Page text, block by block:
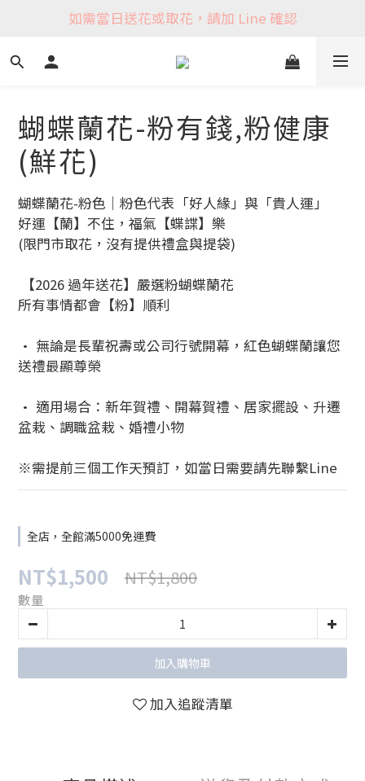
如需當日送花或取花，請加 Line 確認
蝴蝶蘭花-粉有錢,粉健康
(鮮花)
蝴蝶蘭花-粉色｜粉色代表「好人緣」與「貴人運」
好運【蘭】不住，福氣【蝶諜】樂
(限門市取花，沒有提供禮盒與提袋)
【2026 過年送花】嚴選粉蝴蝶蘭花
所有事情都會【粉】順利
• 無論是長輩祝壽或公司行號開幕，紅色蝴蝶蘭讓您
送禮最顯尊榮
• 適用場合：新年賀禮、開幕賀禮、居家擺設、升遷
盆栽、調職盆栽、婚禮小物
※需提前三個工作天預訂，如當日需要請先聯繫Line
全店，全館滿5000免運費
NT$1,500 NT$1,800
數量
加入購物車
加入追蹤清單